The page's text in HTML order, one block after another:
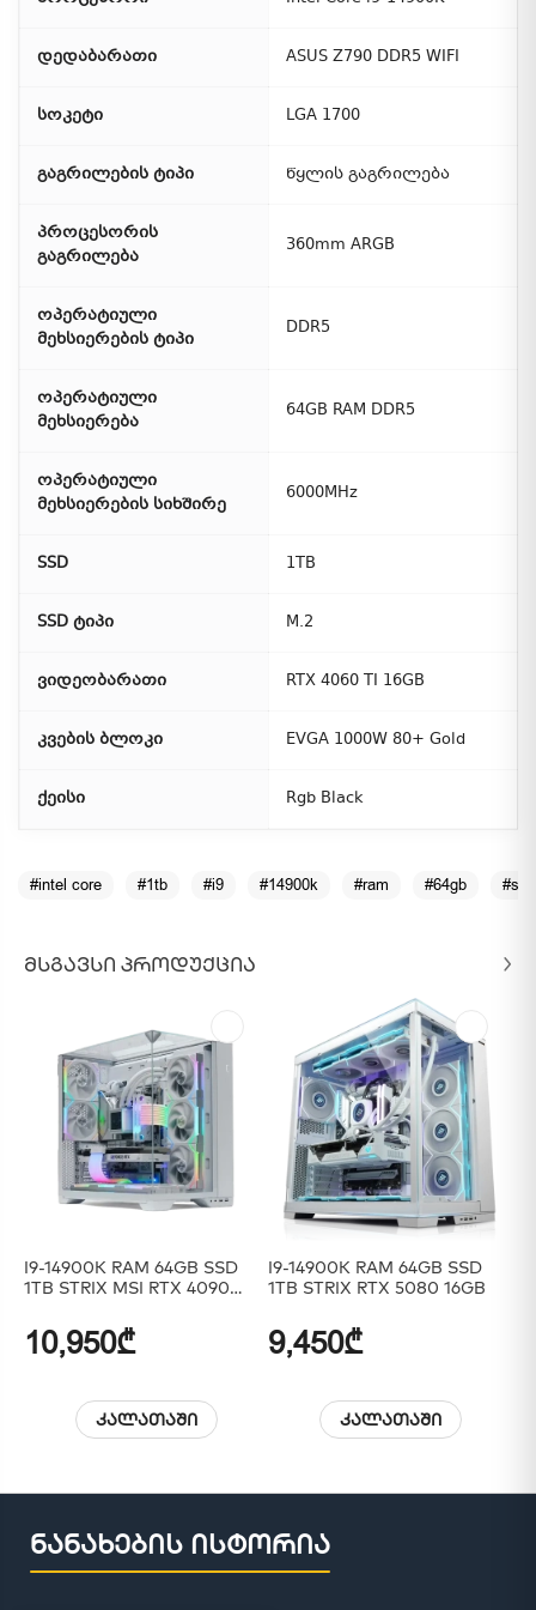
დედაბარათი ASUS Z790 DDR5 WIFI
სოკეტი LGA 1700
გაგრილების ტიპი წყლის გაგრილება
პროცესორის
გაგრილება
360mm ARGB
ოპერატიული
მეხსიერების ტიპი
DDR5
ოპერატიული
მეხსიერება
64GB RAM DDR5
ოპერატიული
მეხსიერების სიხშირე
6000MHz
SSD 1TB
SSD ტიპი M.2
ვიდეობარათი RTX 4060 TI 16GB
კვების ბლოკი EVGA 1000W 80+ Gold
ქეისი Rgb Black
#intel core #1tb #i9 #14900k #ram #64gb #ssd
ᲛᲡᲒᲐᲕᲡᲘ ᲞᲠᲝᲓᲣᲥᲪᲘᲐ
I9-14900K RAM 64GB SSD
1TB STRIX MSI RTX 4090
10,950₾
კალათაში
I9-14900K RAM 64GB SSD
1TB STRIX RTX 5080 16GB
9,450₾
კალათაში
ნანახების ისტორია